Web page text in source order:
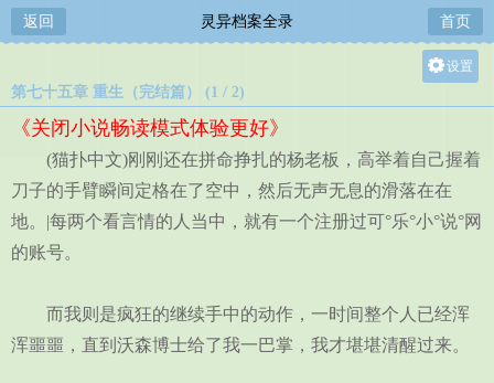
返回 灵异档案全录 首页
设置
中
小
第七十五章 重生（完结篇） (1 / 2)
《关闭小说畅读模式体验更好》
(猫扑中文)刚刚还在拼命挣扎的杨老板，高举着自己握着
刀子的手臂瞬间定格在了空中，然后无声无息的滑落在在
地。|每两个看言情的人当中，就有一个注册过可°乐°小°说°网
的账号。
而我则是疯狂的继续手中的动作，一时间整个人已经浑
浑噩噩，直到沃森博士给了我一巴掌，我才堪堪清醒过来。